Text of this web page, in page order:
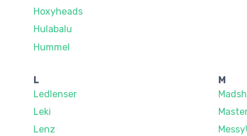
Hoxyheads
Hulabalu
Hummel
L
Ledlenser
Leki
Lenz
M